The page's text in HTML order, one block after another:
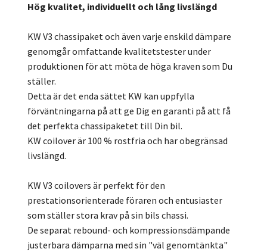
Hög kvalitet, individuellt och lång livslängd
KW V3 chassipaket och även varje enskild dämpare
genomgår omfattande kvalitetstester under
produktionen för att möta de höga kraven som Du
ställer.
Detta är det enda sättet KW kan uppfylla
förväntningarna på att ge Dig en garanti på att få
det perfekta chassipaketet till Din bil.
KW coilover är 100 % rostfria och har obegränsad
livslängd.
KW V3 coilovers är perfekt för den
prestationsorienterade föraren och entusiaster
som ställer stora krav på sin bils chassi.
De separat rebound- och kompressionsdämpande
justerbara dämparna med sin "väl genomtänkta"